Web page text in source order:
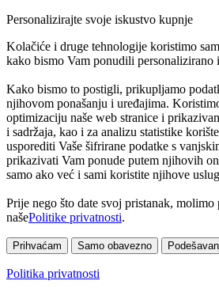
Personalizirajte svoje iskustvo kupnje
Kolačiće i druge tehnologije koristimo
kako bismo Vam ponudili personalizirano
Kako bismo to postigli, prikupljamo
njihovom ponašanju i uređajima.
optimizaciju naše web stranice i
i sadržaja, kao i za analizu statistike
usporediti Vaše šifrirane podatke s
prikazivati Vam ponude putem njihovih
samo ako već i sami koristite njihove
Prije nego što date svoj pristanak,
našePolitike privatnosti.
Prihvaćam Samo obavezno
Politika privatnosti